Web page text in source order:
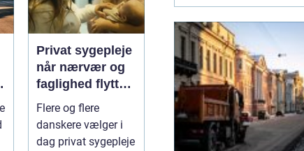
Privat sygepleje
når nærvær og
faglighed flytter
hjem i stuen
Flere og flere
danskere vælger i
dag privat sygepleje
træder ind. Mange i
Ølstykke står dog med
samme udfordring:
Tiden, kræf...